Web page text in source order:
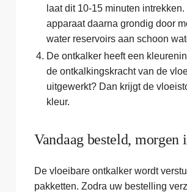
laat dit 10-15 minuten
apparaat daarna grondig door
water reservoirs aan schoon
De ontkalker heeft een
de ontkalkingskracht van de
uitgewerkt? Dan krijgt de
kleur.
Vandaag besteld, morgen
De vloeibare ontkalker wordt
pakketten. Zodra uw bestelling